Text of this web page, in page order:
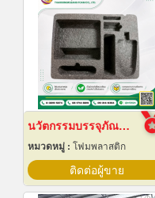
นวัตกรรมบรรจุภัณฑ์ Epe Foam
หมวดหมู่ : โฟมพลาสติก
ติดต่อผู้ขาย